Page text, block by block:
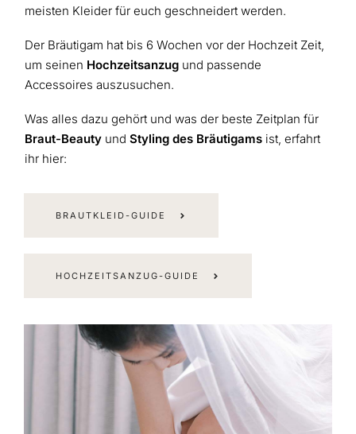
meisten Kleider für euch geschneidert werden.
Der Bräutigam hat bis 6 Wochen vor der Hochzeit Zeit,
um seinen Hochzeitsanzug und passende
Accessoires auszusuchen.
Was alles dazu gehört und was der beste Zeitplan für
Braut-Beauty und Styling des Bräutigams ist, erfahrt
ihr hier:
BRAUTKLEID-GUIDE
HOCHZEITSANZUG-GUIDE